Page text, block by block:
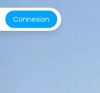
Connexion